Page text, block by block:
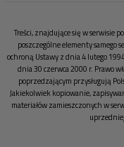
Treści, znajdujące się w serwisie
poszczególne elementy
ochroną Ustawy z dnia 4 lutego
dnia 30 czerwca 2000 r. Prawo
poprzedzającym przysługują
Jakiekolwiek kopiowanie,
materiałów zamieszczonych w